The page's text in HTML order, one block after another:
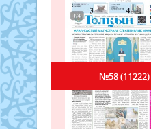
№58 (11222)